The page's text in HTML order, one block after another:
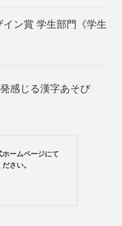
イン賞 学生部門《学生
感じる漢字あそび
ームページにて
さい。